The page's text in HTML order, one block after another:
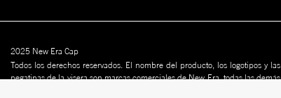
2025 New Era Cap
Todos los derechos reservados. El nombre del producto, los logotipos y las
pegatinas de la visera son marcas comerciales de New Era, todas las demás